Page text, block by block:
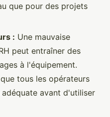
que pour des projets
: Une mauvaise
peut entraîner des
à l'équipement.
tous les opérateurs
avant d'utiliser